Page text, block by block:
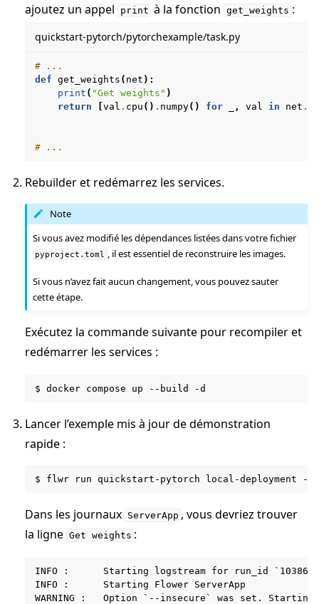
ajoutez un appel
print à la fonction get_weights :
quickstart-pytorch/pytorchexample/task.py
# ...
def
get_weights ( net ):
print ( "Get weights" )
return
[val . cpu () . numpy() for , val in net .
# ...
Rebuilder et redémarrez les services.
Note
Si vous avez modifié les dépendances listées dans votre fichier
pyproject.toml , il est essentiel de reconstruire les images.
Si vous n’avez fait aucun changement, vous pouvez sauter
cette étape.
Exécutez la commande suivante pour recompiler et
redémarrer les services :
$ docker compose up --build
Lancer l’exemple mis à jour de démonstration
rapide :
$ flwr run quickstart-pytorch local-deployment
Dans les journaux ServerApp , vous devriez trouver
la ligne Get weights :
INFO :      Starting logstream for run_id
INFO :      Starting Flower ServerApp
WARNING :   Option `--insecure` was set.